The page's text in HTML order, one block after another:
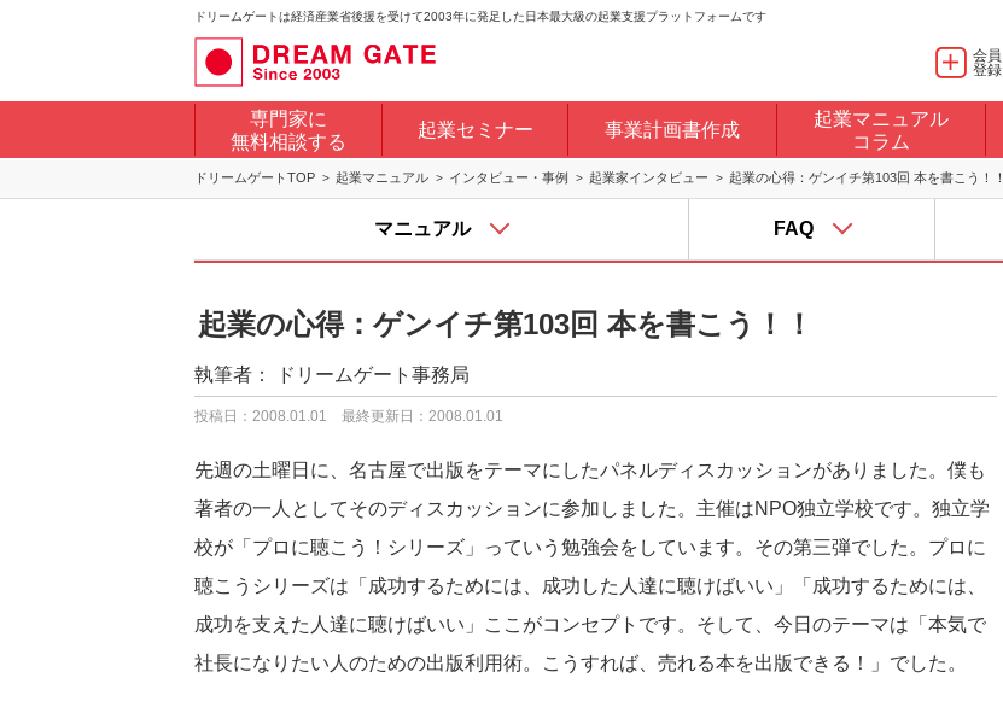
ドリームゲートは経済産業省後援を受けて2003年に発足した日本最大級の起業支援プラットフォームです
会員
登録
専門家に
無料相談する
起業セミナー 事業計画書作成
起業マニュアル
コラム
ドリームゲートTOP 起業マニュアル インタビュー・事例 起業家インタビュー 起業の心得：ゲンイチ第103回 本を書こう！！
マニュアル FAQ
起業の心得：ゲンイチ第103回 本を書こう！！
執筆者： ドリームゲート事務局
投稿日：2008.01.01 最終更新日：2008.01.01
先週の土曜日に、名古屋で出版をテーマにしたパネルディスカッションがありました。僕も
著者の一人としてそのディスカッションに参加しました。主催はNPO独立学校です。独立学
校が「プロに聴こう！シリーズ」っていう勉強会をしています。その第三弾でした。プロに
聴こうシリーズは「成功するためには、成功した人達に聴けばいい」「成功するためには、
成功を支えた人達に聴けばいい」ここがコンセプトです。そして、今日のテーマは「本気で
社長になりたい人のための出版利用術。こうすれば、売れる本を出版できる！」でした。